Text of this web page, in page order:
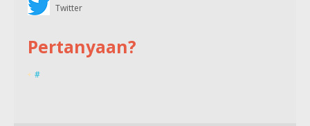
Twitter
Pertanyaan?
#